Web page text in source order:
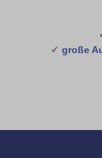
✓ große